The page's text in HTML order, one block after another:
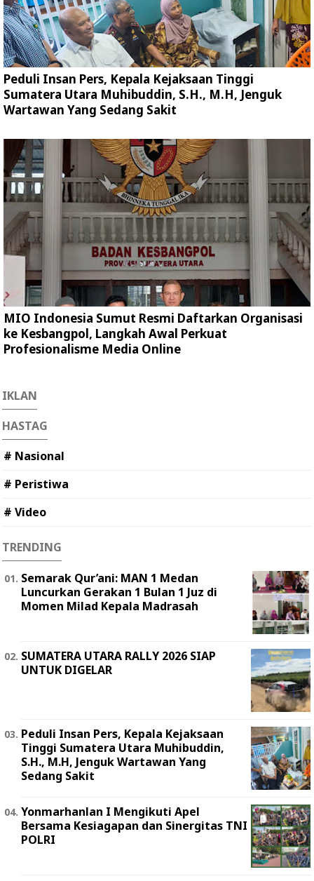
Peduli Insan Pers, Kepala Kejaksaan Tinggi
Sumatera Utara Muhibuddin, S.H., M.H, Jenguk
Wartawan Yang Sedang Sakit
MIO Indonesia Sumut Resmi Daftarkan Organisasi
ke Kesbangpol, Langkah Awal Perkuat
Profesionalisme Media Online
IKLAN
HASTAG
# Nasional
# Peristiwa
# Video
TRENDING
Semarak Qur’ani: MAN 1 Medan
Luncurkan Gerakan 1 Bulan 1 Juz di
Momen Milad Kepala Madrasah
SUMATERA UTARA RALLY 2026 SIAP
UNTUK DIGELAR
Peduli Insan Pers, Kepala Kejaksaan
Tinggi Sumatera Utara Muhibuddin,
S.H., M.H, Jenguk Wartawan Yang
Sedang Sakit
Yonmarhanlan I Mengikuti Apel
Bersama Kesiagapan dan Sinergitas TNI
POLRI